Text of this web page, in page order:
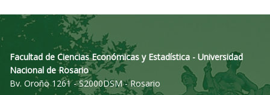
Facultad de Ciencias Económicas y Estadística - Universidad
Nacional de Rosario
Bv. Oroño 1261 - S2000DSM - Rosario